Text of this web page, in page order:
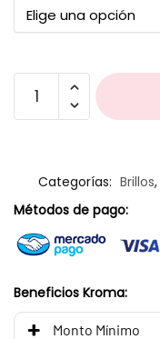
Categorías: Brillos,
Métodos de pago:
Beneficios Kroma:
Monto Mínimo